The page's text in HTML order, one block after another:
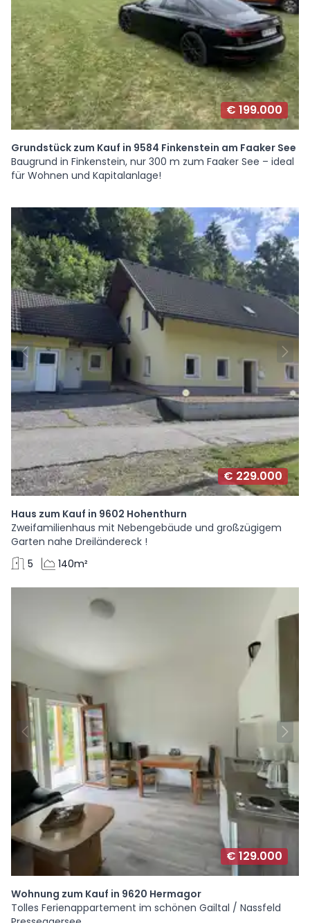
€ 199.000
Grundstück zum Kauf in 9584 Finkenstein am Faaker See
Baugrund in Finkenstein, nur 300 m zum Faaker See – ideal
für Wohnen und Kapitalanlage!
€ 229.000
Haus zum Kauf in 9602 Hohenthurn
Zweifamilienhaus mit Nebengebäude und großzügigem
Garten nahe Dreiländereck !
5
140m²
€ 129.000
Wohnung zum Kauf in 9620 Hermagor
Tolles Ferienappartement im schönen Gailtal / Nassfeld